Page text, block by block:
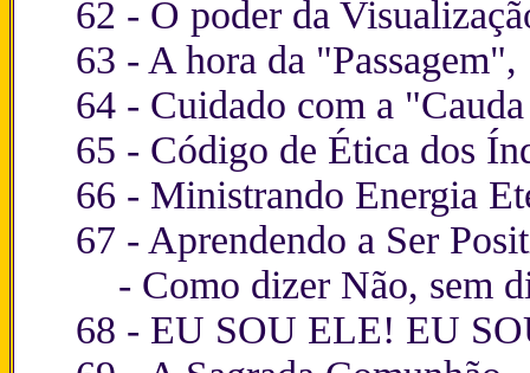
62 - O poder da
63 - A hora da
64 - Cuidado com a
65 - Código de Ética dos
66 - Ministrando Energia
67 - Aprendendo a Ser
- Como dizer Não, sem
68 - EU SOU ELE! EU